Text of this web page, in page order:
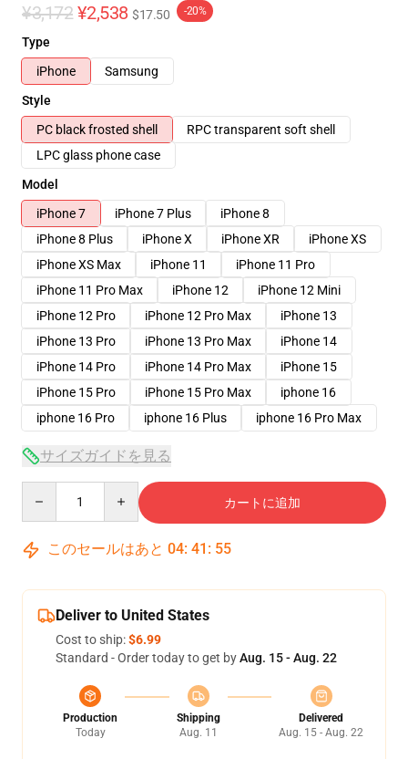
¥3,172 ¥2,538 $17.50 -20%
Type
iPhone
Samsung
Style
PC black frosted shell
RPC transparent soft shell
LPC glass phone case
Model
iPhone 7
iPhone 7 Plus
iPhone 8
iPhone 8 Plus
iPhone X iPhone XR
iPhone XS
iPhone XS Max
iPhone 11
iPhone 11 Pro
iPhone 11 Pro Max
iPhone 12
iPhone 12 Mini
iPhone 12 Pro
iPhone 12 Pro Max
iPhone 13
iPhone 13 Pro
iPhone 13 Pro Max
iPhone 14
iPhone 14 Pro
iPhone 14 Pro Max
iPhone 15
iPhone 15 Pro
iPhone 15 Pro Max
iphone 16
iphone 16 Pro
iphone 16 Plus iphone 16 Pro Max
サイズガイドを見る
カートに追加
このセールはあと 04: 41 : 54
Deliver to United States
Cost to ship:$6.99
Standard - Order today to get byAug. 15 - Aug. 22
Production
Today
Shipping
Aug. 11
Delivered
Aug. 15 - Aug. 22